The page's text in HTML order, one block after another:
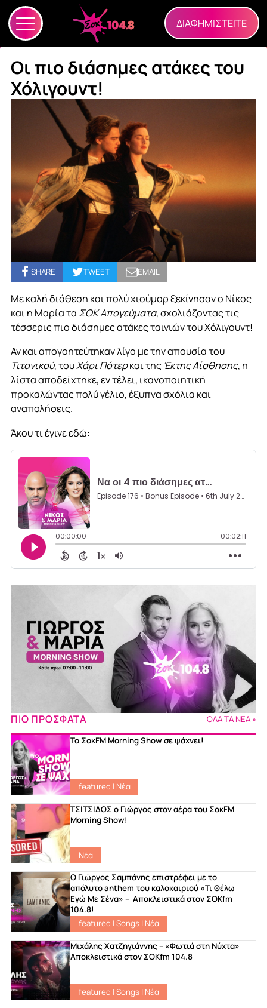
ΔΙΑΦΗΜΙΣΤΕΙΤΕ
Οι πιο διάσημες ατάκες του
Χόλιγουντ!
SHARE TWEET EMAIL
Με καλή διάθεση και πολύ χιούμορ ξεκίνησαν ο Νίκος
και η Μαρία τα ΣΟΚ Απογεύματα, σχολιάζοντας τις
τέσσερις πιο διάσημες ατάκες ταινιών του Χόλιγουντ!
Αν και απογοητεύτηκαν λίγο με την απουσία του
Τιτανικού, τουΧάρι Πότερκαι της Έκτης Αίσθησης, η
λίστα αποδείχτηκε, εν τέλει, ικανοποιητική
προκαλώντας πολύ γέλιο, έξυπνα σχόλια και
αναπολήσεις.
Άκου τι έγινε εδώ:
ΠΙΟ ΠΡΟΣΦΑΤΑ ΟΛΑ ΤΑ ΝΕΑ »
Το ΣοκFM Morning Show σε ψάχνει!
featured | Νέα
ΤΣΙΤΣΙΔΟΣ ο Γιώργος στον αέρα του ΣοκFM
Morning Show!
Νέα
Ο Γιώργος Σαμπάνης επιστρέφει με το
απόλυτο anthem του καλοκαιριού «Τι Θέλω
Εγώ Με Σένα» – Αποκλειστικά στον ΣΟΚfm
104.8!
featured |Songs| Νέα
Μιχάλης Χατζηγιάννης – «Φωτιά στη Νύχτα»
Αποκλειστικά στον ΣΟΚfm 104.8
featured |Songs| Νέα